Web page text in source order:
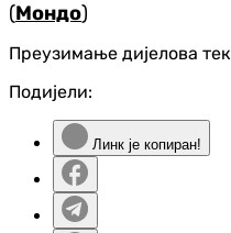
(Мондо)
Преузимање дијелова
Подијели:
Линк је копиран!